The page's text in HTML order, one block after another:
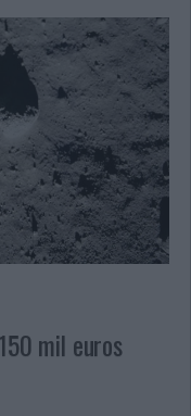
mil euros